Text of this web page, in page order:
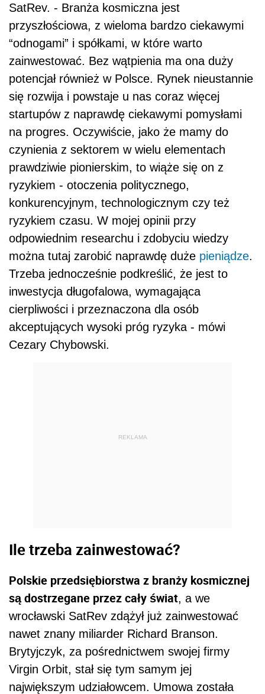
SatRev. - Branża kosmiczna jest
przyszłościowa, z wieloma bardzo ciekawymi
“odnogami” i spółkami, w które warto
zainwestować. Bez wątpienia ma ona duży
potencjał również w Polsce. Rynek nieustannie
się rozwija i powstaje u nas coraz więcej
startupów z naprawdę ciekawymi pomysłami
na progres. Oczywiście, jako że mamy do
czynienia z sektorem w wielu elementach
prawdziwie pionierskim, to wiąże się on z
ryzykiem - otoczenia politycznego,
konkurencyjnym, technologicznym czy też
ryzykiem czasu. W mojej opinii przy
odpowiednim researchu i zdobyciu wiedzy
można tutaj zarobić naprawdę duże pieniądze.
Trzeba jednocześnie podkreślić, że jest to
inwestycja długofalowa, wymagająca
cierpliwości i przeznaczona dla osób
akceptujących wysoki próg ryzyka - mówi
Cezary Chybowski.
REKLAMA
Ile trzeba zainwestować?
Polskie przedsiębiorstwa z branży kosmicznej
są dostrzegane przez cały świat, a we
wrocławski SatRev zdążył już zainwestować
nawet znany miliarder Richard Branson.
Brytyjczyk, za pośrednictwem swojej firmy
Virgin Orbit, stał się tym samym jej
największym udziałowcem. Umowa została